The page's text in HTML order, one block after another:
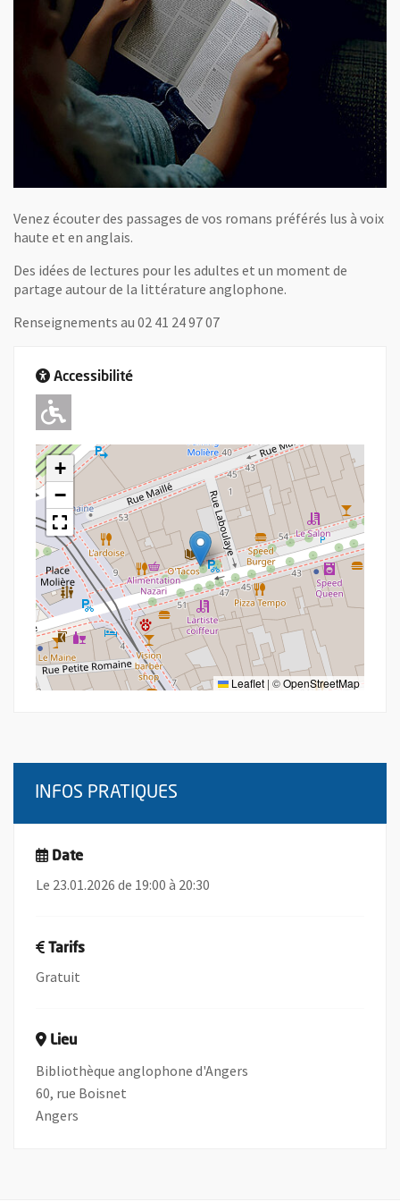
Venez écouter des passages de vos romans préférés lus à voix
haute et en anglais.
Des idées de lectures pour les adultes et un moment de
partage autour de la littérature anglophone.
Renseignements au 02 41 24 97 07
Accessibilité
Adapté pour l'handicap Moteur
+
−
Leaflet | ©OpenStreetMap
INFOS PRATIQUES
Date
Le 23.01.2026 de 19:00 à 20:30
Tarifs
Gratuit
Lieu
Bibliothèque anglophone d'Angers
60, rue Boisnet
Angers